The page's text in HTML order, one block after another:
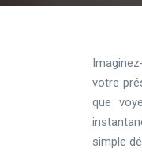
votre
que
simple